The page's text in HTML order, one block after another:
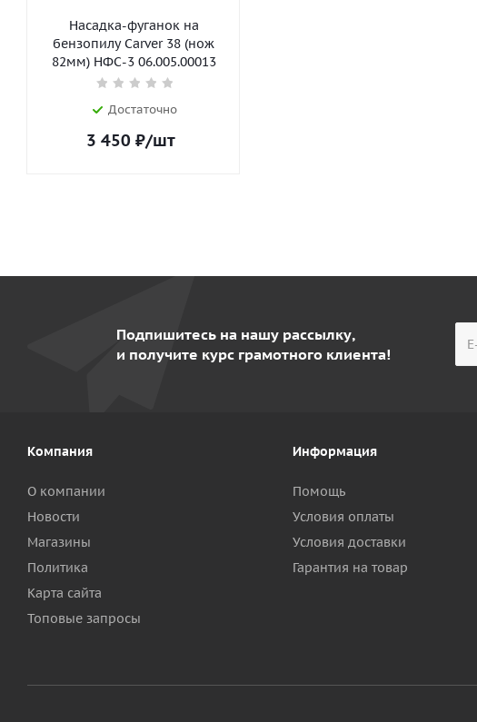
Насадка-фуганок на
бензопилу Carver 38 (нож
82мм) НФС-3 06.005.00013
Достаточно
3 450 ₽/шт
Подпишитесь на нашу рассылку,
и получите курс грамотного клиента!
Компания
О компании
Новости
Магазины
Политика
Карта сайта
Топовые запросы
Информация
Помощь
Условия оплаты
Условия доставки
Гарантия на товар